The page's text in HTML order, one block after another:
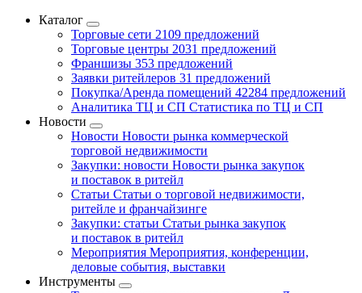
Каталог
Торговые сети 2109 предложений
Торговые центры 2031 предложений
Франшизы 353 предложений
Заявки ритейлеров 31 предложений
Покупка/Аренда помещений 42284 предложений
Аналитика ТЦ и СП Статистика по ТЦ и СП
Новости
Новости Новости рынка коммерческой
торговой недвижимости
Закупки: новости Новости рынка закупок
и поставок в ритейл
Статьи Статьи о торговой недвижимости,
ритейле и франчайзинге
Закупки: статьи Статьи рынка закупок
и поставок в ритейл
Мероприятия Мероприятия, конференции,
деловые события, выставки
Инструменты